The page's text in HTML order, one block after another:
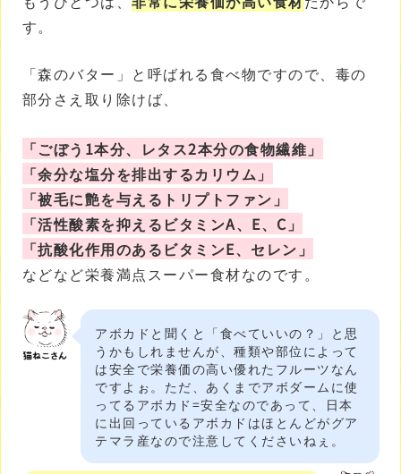
す。
「森のバター」と呼ばれる食べ物ですので、毒の
部分さえ取り除けば、
「ごぼう1本分、レタス2本分の食物繊維」
「余分な塩分を排出するカリウム」
「被毛に艶を与えるトリプトファン」
「活性酸素を抑えるビタミンA、E、C」
「抗酸化作用のあるビタミンE、セレン」
などなど栄養満点スーパー食材なのです。
アボカドと聞くと「食べていいの？」と思
うかもしれませんが、種類や部位によって
は安全で栄養価の高い優れたフルーツなん
ですよぉ。ただ、あくまでアボダームに使
ってるアボカド=安全なのであって、日本
に出回っているアボカドはほとんどがグア
テマラ産なので注意してくださいねぇ。